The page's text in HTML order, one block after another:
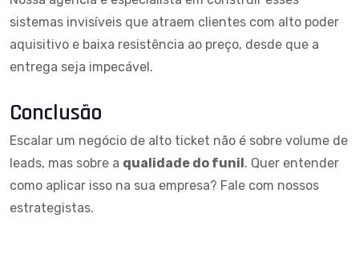
sistemas invisíveis que atraem clientes com alto poder
aquisitivo e baixa resistência ao preço, desde que a
entrega seja impecável.
Conclusão
Escalar um negócio de alto ticket não é sobre volume de
leads, mas sobre a qualidade do funil. Quer entender
como aplicar isso na sua empresa? Fale com nossos
estrategistas.